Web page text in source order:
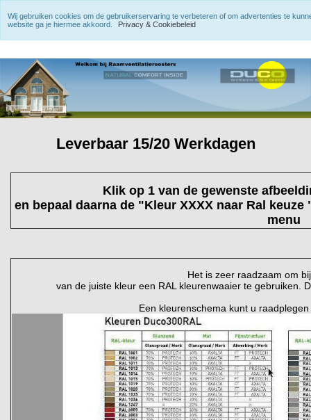
Leverbaar 15/20 Werkdagen
Klik op 1 van de gewenste
en bepaal daarna de "Kleur XXXX naar Ral
menu
Het is zeer raadzaam om
van de juiste kleur een RAL kleurenwaaier te gebruiken.
Een kleurenschema kunt u
Wij gebruiken cookies om de gebruikerservaring te verbeteren of om advertenties te
website ga je hiermee akkoord.
Privacy & Cookiebeleid